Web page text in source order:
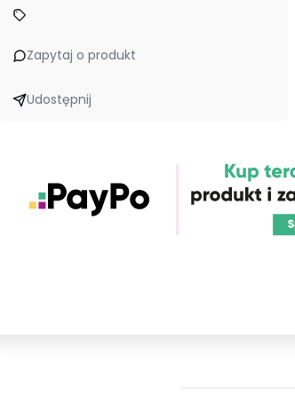
Zapytaj o produkt
Udostępnij